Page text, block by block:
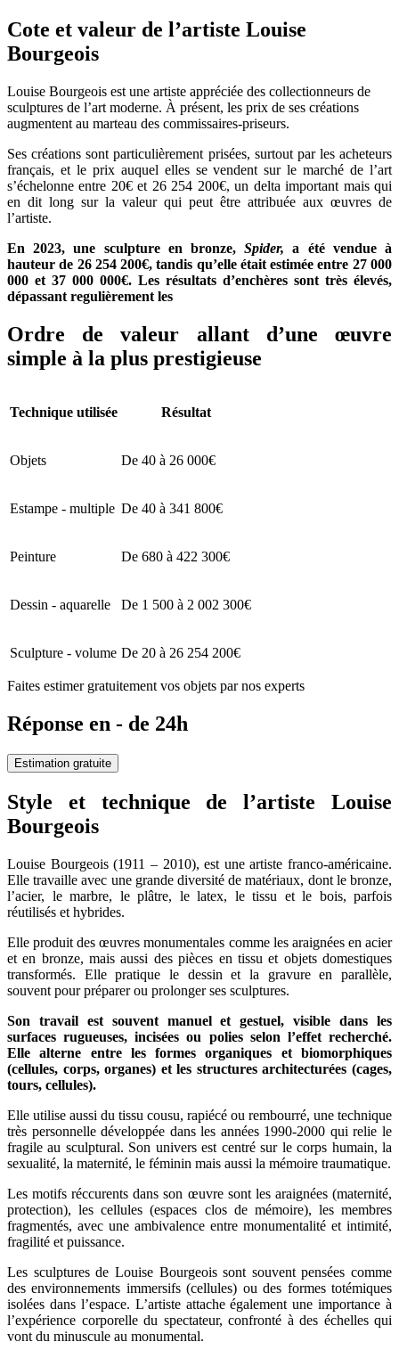
Cote et valeur de l’artiste Louise
Bourgeois
Louise Bourgeois est une artiste appréciée des collectionneurs de
sculptures de l’art moderne. À présent, les prix de ses créations
augmentent au marteau des commissaires-priseurs.
Ses créations sont particulièrement prisées, surtout par les acheteurs
français, et le prix auquel elles se vendent sur le marché de l’art
s’échelonne entre 20€ et 26 254 200€, un delta important mais qui
en dit long sur la valeur qui peut être attribuée aux œuvres de
l’artiste.
En 2023, une sculpture en bronze,Spider,a été vendue à
hauteur de 26 254 200€, tandis qu’elle était estimée entre 27 000
000 et 37 000 000€. Les résultats d’enchères sont très élevés,
dépassant regulièrement les
Ordre de valeur allant d’une œuvre
simple à la plus prestigieuse
Technique utilisée Résultat
Objets De 40 à 26 000€
Estampe - multiple De 40 à 341 800€
Peinture De 680 à 422 300€
Dessin - aquarelle De 1 500 à 2 002 300€
Sculpture - volume De 20 à 26 254 200€
Faites estimer gratuitement vos objets par nos experts
Réponse en - de 24h
Estimation gratuite
Style et technique de l’artiste Louise
Bourgeois
Louise Bourgeois (1911 – 2010), est une artiste franco-américaine.
Elle travaille avec une grande diversité de matériaux, dont le bronze,
l’acier, le marbre, le plâtre, le latex, le tissu et le bois, parfois
réutilisés et hybrides.
Elle produit des œuvres monumentales comme les araignées en acier
et en bronze, mais aussi des pièces en tissu et objets domestiques
transformés. Elle pratique le dessin et la gravure en parallèle,
souvent pour préparer ou prolonger ses sculptures.
Son travail est souvent manuel et gestuel, visible dans les
surfaces rugueuses, incisées ou polies selon l’effet recherché.
Elle alterne entre les formes organiques et biomorphiques
(cellules, corps, organes) et les structures architecturées (cages,
tours, cellules).
Elle utilise aussi du tissu cousu, rapiécé ou rembourré, une technique
très personnelle développée dans les années 1990-2000 qui relie le
fragile au sculptural. Son univers est centré sur le corps humain, la
sexualité, la maternité, le féminin mais aussi la mémoire traumatique.
Les motifs réccurents dans son œuvre sont les araignées (maternité,
protection), les cellules (espaces clos de mémoire), les membres
fragmentés, avec une ambivalence entre monumentalité et intimité,
fragilité et puissance.
Les sculptures de Louise Bourgeois sont souvent pensées comme
des environnements immersifs (cellules) ou des formes totémiques
isolées dans l’espace. L’artiste attache également une importance à
l’expérience corporelle du spectateur, confronté à des échelles qui
vont du minuscule au monumental.